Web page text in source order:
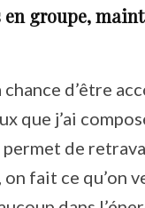
en groupe,
chance d’être
que j’ai
permet de
fait ce qu’on